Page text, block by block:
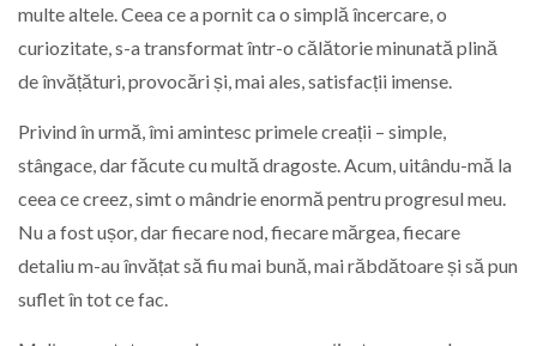
multe altele. Ceea ce a pornit ca o simplă încercare, o
curiozitate, s-a transformat într-o călătorie minunată plină
de învățături, provocări și, mai ales, satisfacții imense.
Privind în urmă, îmi amintesc primele creații – simple,
stângace, dar făcute cu multă dragoste. Acum, uitându-mă la
ceea ce creez, simt o mândrie enormă pentru progresul meu.
Nu a fost ușor, dar fiecare nod, fiecare mărgea, fiecare
detaliu m-au învățat să fiu mai bună, mai răbdătoare și să pun
suflet în tot ce fac.